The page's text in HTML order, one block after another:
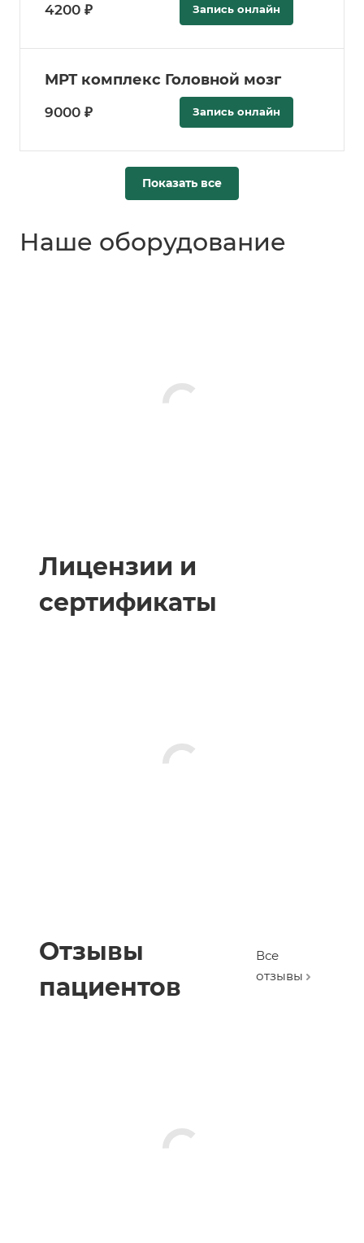
4200 ₽ Запись онлайн
МРТ комплекс Головной мозг
9000 ₽ Запись онлайн
Показать все
Наше оборудование
Лицензии и
сертификаты
Отзывы
пациентов
Все
отзывы